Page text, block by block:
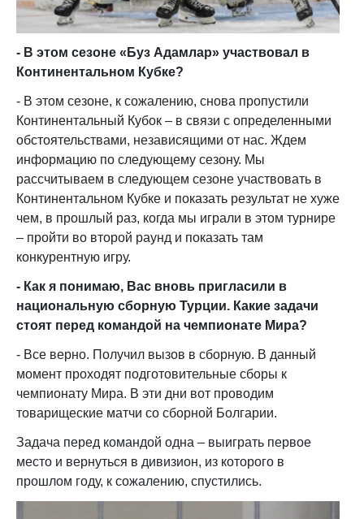
- В этом сезоне «Буз Адамлар» участвовал в
Континентальном Кубке?
- В этом сезоне, к сожалению, снова пропустили
Континентальный Кубок – в связи с определенными
обстоятельствами, независящими от нас. Ждем
информацию по следующему сезону. Мы
рассчитываем в следующем сезоне участвовать в
Континентальном Кубке и показать результат не хуже
чем, в прошлый раз, когда мы играли в этом турнире
– пройти во второй раунд и показать там
конкурентную игру.
- Как я понимаю, Вас вновь пригласили в
национальную сборную Турции. Какие задачи
стоят перед командой на чемпионате Мира?
- Все верно. Получил вызов в сборную. В данный
момент проходят подготовительные сборы к
чемпионату Мира. В эти дни вот проводим
товарищеские матчи со сборной Болгарии.
Задача перед командой одна – выиграть первое
место и вернуться в дивизион, из которого в
прошлом году, к сожалению, спустились.